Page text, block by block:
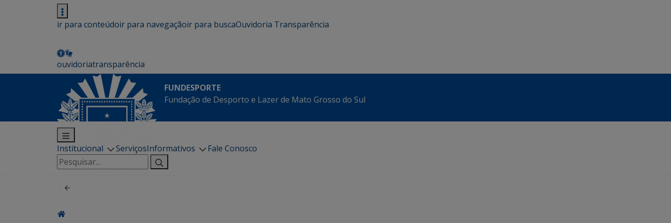
ir para conteúdoir para navegaçãoir para buscaOuvidoria Transparência
ouvidoriatransparência
FUNDESPORTE
Fundação de Desporto e Lazer de Mato Grosso do Sul
Institucional ServiçosInformativos
Fale Conosco
Pesquisar
por: